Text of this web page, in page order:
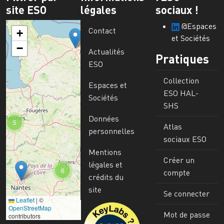
site ESO
6
5
+
−
Leaflet | ©
OpenStreetMap
contributors
légales
Contact
Actualités
ESO
Espaces et
Sociétés
Données
personnelles
Mentions
légales et
crédits du
site
Image
sociaux !
@Espaces
et Sociétés
Pratiques
Collection
ESO HAL-
SHS
Atlas
sociaux ESO
Créer un
compte
Se connecter
Mot de passe